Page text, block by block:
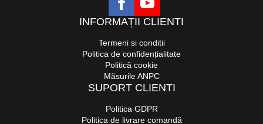
INFORMAȚII CLIENTI
Termeni si conditii
Politica de confidențialitate
Politică cookie
Măsurile ANPC
SUPORT CLIENTI
Politica GDPR
Politica de livrare comandă